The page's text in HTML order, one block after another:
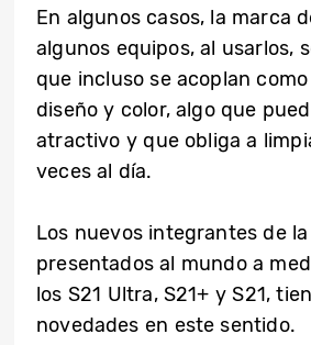
En algunos casos, la marca
algunos equipos, al usarlos,
que incluso se acoplan
diseño y color, algo que
atractivo y que obliga a
veces al día.
Los nuevos integrantes de
presentados al mundo a
los S21 Ultra, S21+ y S21,
novedades en este sentido.